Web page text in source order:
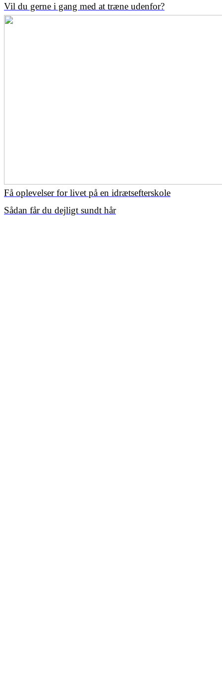
Vil du gerne i gang med at træne udenfor?
Få oplevelser for livet på en idrætsefterskole
Sådan får du dejligt sundt hår